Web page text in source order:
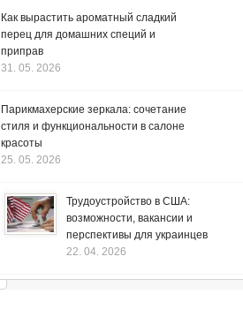
Как вырастить ароматный сладкий
перец для домашних специй и
приправ
31. 05. 2026
Парикмахерские зеркала: сочетание
стиля и функциональности в салоне
красоты
25. 05. 2026
Трудоустройство в США:
возможности, вакансии и
перспективы для украинцев
22. 04. 2026